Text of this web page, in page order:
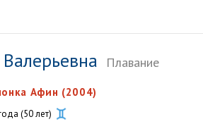
Плавание
Афин (2004)
(50 лет)